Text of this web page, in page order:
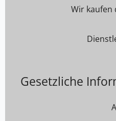
Wir kaufen
Gesetzliche